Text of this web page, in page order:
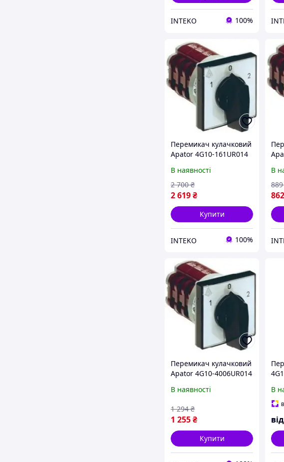
INTEKO 100%
Перемикач кулачковий
Apator 4G10-161UR014
В наявності
2 619₴
2 700 ₴
Купити
INTEKO 100%
В
862
889
Перемикач кулачковий
Apator 4G10-4006UR014
В наявності
1 255₴
1 294 ₴
Купити
В
від